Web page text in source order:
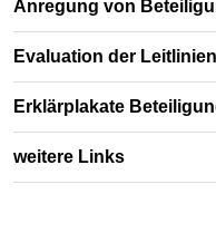
Anregung von
Evaluation der Leitlinien
Erklärplakate
weitere Links